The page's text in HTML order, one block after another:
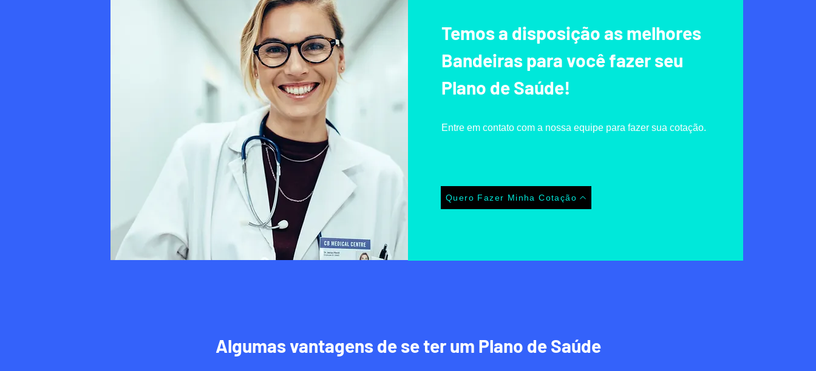
Temos a disposição as melhores
Bandeiras para você fazer seu
Plano de Saúde!
Entre em contato com a nossa equipe para fazer sua cotação.
Quero Fazer Minha Cotação
Algumas vantagens de se ter um Plano de Saúde